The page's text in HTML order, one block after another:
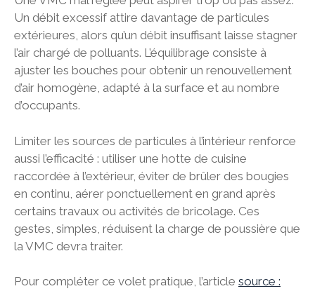
Un débit excessif attire davantage de particules
extérieures, alors qu’un débit insuffisant laisse stagner
l’air chargé de polluants. L’équilibrage consiste à
ajuster les bouches pour obtenir un renouvellement
d’air homogène, adapté à la surface et au nombre
d’occupants.
Limiter les sources de particules à l’intérieur renforce
aussi l’efficacité : utiliser une hotte de cuisine
raccordée à l’extérieur, éviter de brûler des bougies
en continu, aérer ponctuellement en grand après
certains travaux ou activités de bricolage. Ces
gestes, simples, réduisent la charge de poussière que
la VMC devra traiter.
Pour compléter ce volet pratique, l’article source :